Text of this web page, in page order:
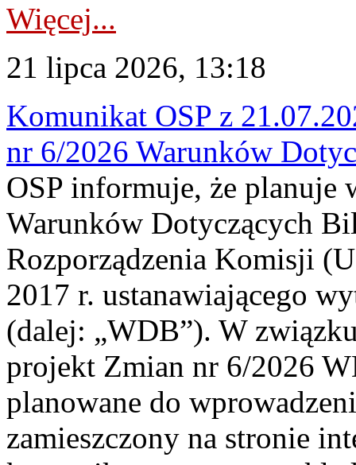
Więcej...
21 lipca 2026, 13:18
Komunikat OSP z
nr 6/2026 Warunków
OSP informuje, że planuje
Warunków Dotyczących
Rozporządzenia Komisji
2017 r. ustanawiającego
(dalej: „WDB”). W
projekt Zmian nr 6/2026
planowane do
zamieszczony na stronie